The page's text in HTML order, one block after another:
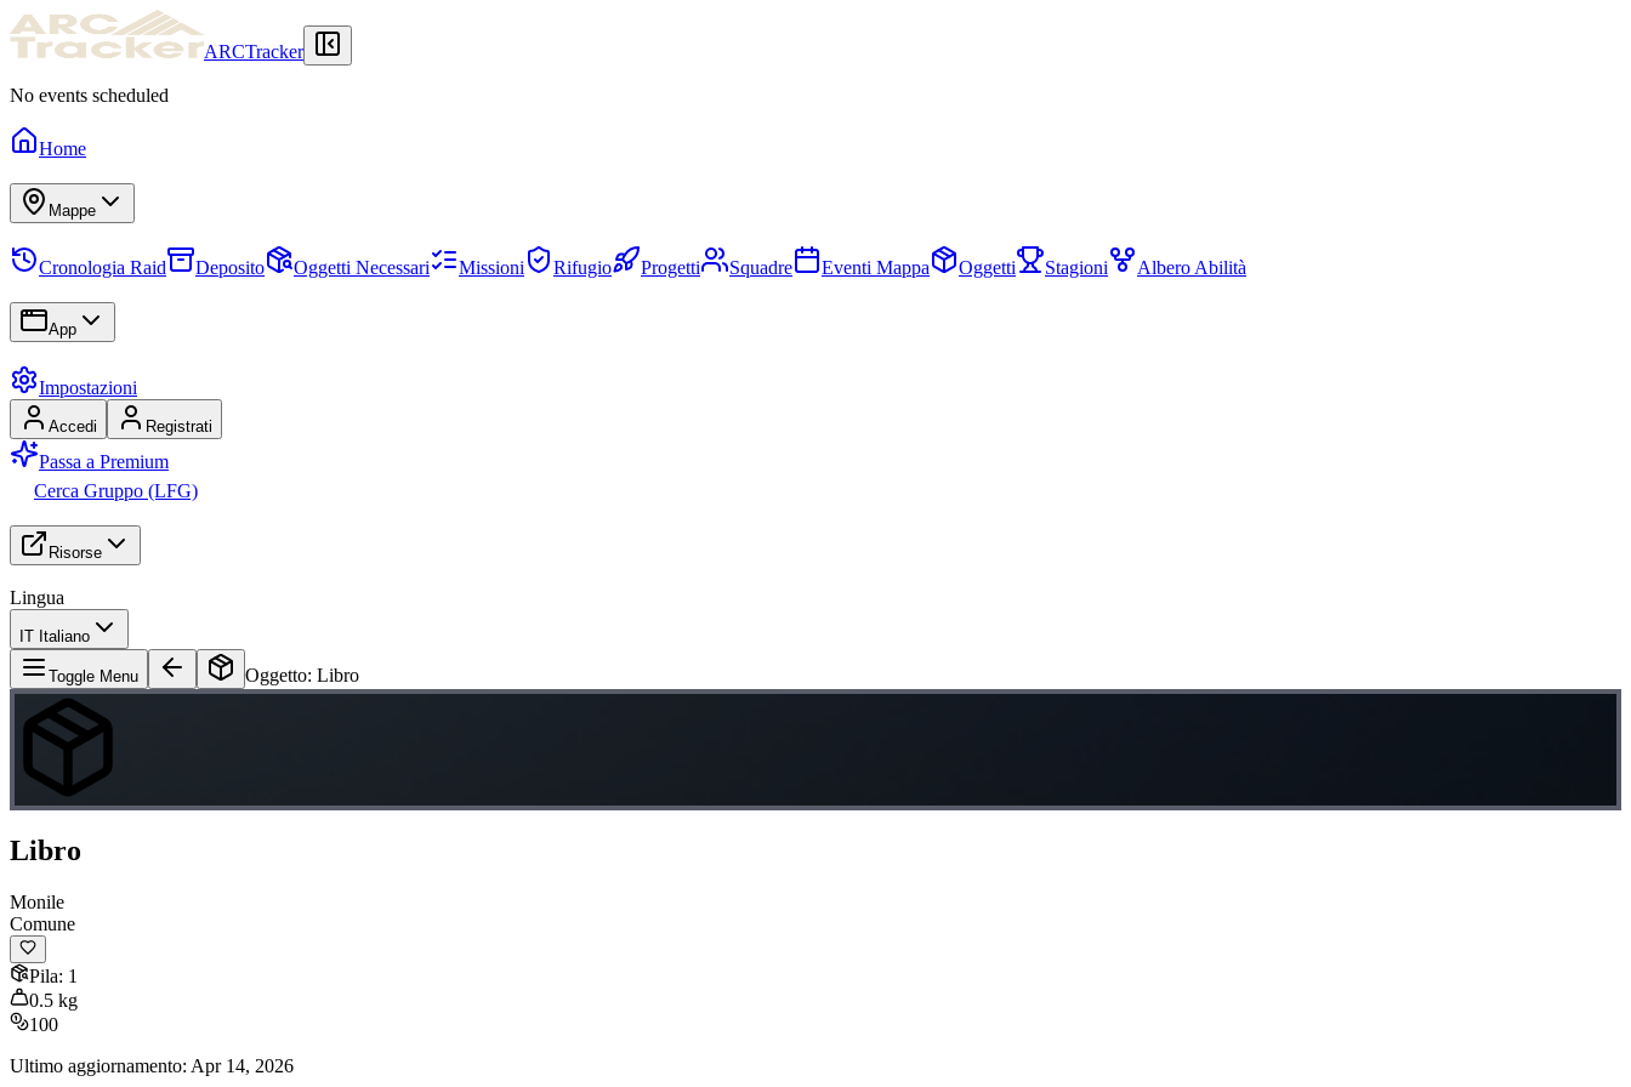
ARCTracker
No events scheduled
Home
Mappe
Cronologia Raid Deposito Oggetti Necessari Missioni Rifugio Progetti Squadre Eventi Mappa Oggetti Stagioni Albero Abilità
App
Impostazioni
Accedi Registrati
Passa a Premium
Cerca Gruppo (LFG)
Risorse
Lingua
IT Italiano
Toggle Menu Oggetto: Libro
Libro
Monile
Comune
Pila: 1
0.5 kg
100
Ultimo aggiornamento: Apr 14, 2026